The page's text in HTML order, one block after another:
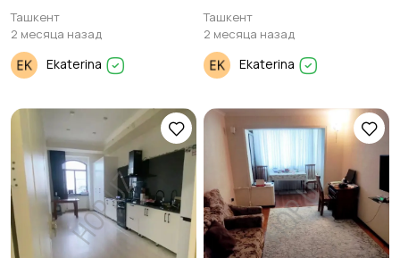
3/4/4. 100м²
Ташкент
2 месяца назад
Ekaterina
Gardens"
Ташкент
2 месяца назад
Ekaterina